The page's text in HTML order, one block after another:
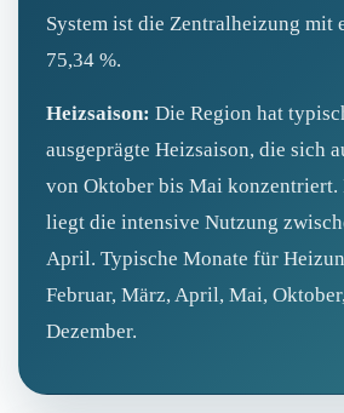
System ist die Zentralheizung mit
75,34 %.
Heizsaison: Die Region hat
ausgeprägte Heizsaison, die sich
von Oktober bis Mai konzentriert.
liegt die intensive Nutzung
April. Typische Monate für
Februar, März, April, Mai,
Dezember.